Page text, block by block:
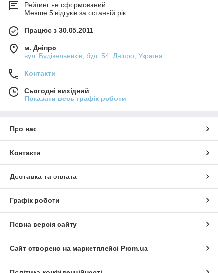
Рейтинг не сформований
Менше 5 відгуків за останній рік
Працює з 30.05.2011
м. Дніпро
вул. Будівельників, буд. 54, Дніпро, Україна
Контакти
Сьогодні вихідний
Показати весь графік роботи
Про нас
Контакти
Доставка та оплата
Графік роботи
Повна версія сайту
Сайт створено на маркетплейсі Prom.ua